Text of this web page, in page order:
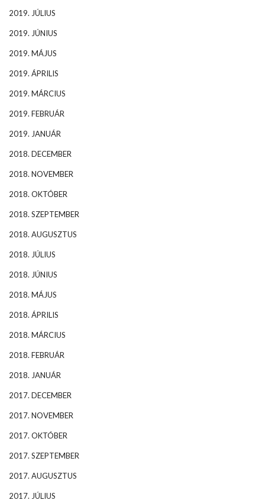
2019. JÚLIUS
2019. JÚNIUS
2019. MÁJUS
2019. ÁPRILIS
2019. MÁRCIUS
2019. FEBRUÁR
2019. JANUÁR
2018. DECEMBER
2018. NOVEMBER
2018. OKTÓBER
2018. SZEPTEMBER
2018. AUGUSZTUS
2018. JÚLIUS
2018. JÚNIUS
2018. MÁJUS
2018. ÁPRILIS
2018. MÁRCIUS
2018. FEBRUÁR
2018. JANUÁR
2017. DECEMBER
2017. NOVEMBER
2017. OKTÓBER
2017. SZEPTEMBER
2017. AUGUSZTUS
2017. JÚLIUS